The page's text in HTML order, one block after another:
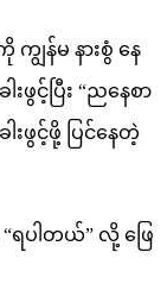
ကျွန်မ နားစွံ နေ
င့်ပြီး “ညနေစာ
ဖွင့်ဖို့ ပြင်နေတဲ့
ရပါတယ်” လို့ ဖြေ